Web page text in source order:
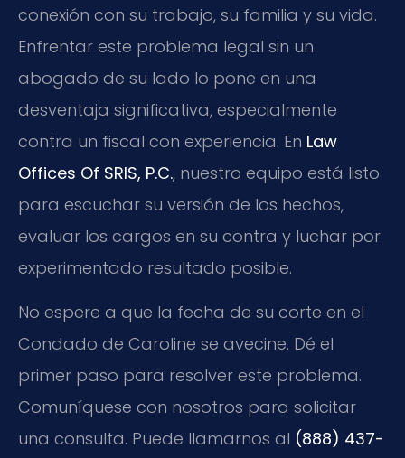
conexión con su trabajo, su familia y su vida.
Enfrentar este problema legal sin un
abogado de su lado lo pone en una
desventaja significativa, especialmente
contra un fiscal con experiencia. En Law
Offices Of SRIS, P.C., nuestro equipo está listo
para escuchar su versión de los hechos,
evaluar los cargos en su contra y luchar por
experimentado resultado posible.
No espere a que la fecha de su corte en el
Condado de Caroline se avecine. Dé el
primer paso para resolver este problema.
Comuníquese con nosotros para solicitar
una consulta. Puede llamarnos al (888) 437-